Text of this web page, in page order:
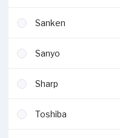
Sanken
Sanyo
Sharp
Toshiba